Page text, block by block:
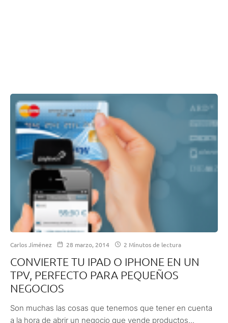
Carlos Jiménez 28 marzo, 2014 2 Minutos de lectura
CONVIERTE TU IPAD O IPHONE EN UN
TPV, PERFECTO PARA PEQUEÑOS
NEGOCIOS
Son muchas las cosas que tenemos que tener en cuenta
a la hora de abrir un negocio que vende productos...